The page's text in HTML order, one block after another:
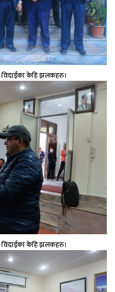
विदाईका केहि झलकहरु।
विदाईका केहि झलकहरु।